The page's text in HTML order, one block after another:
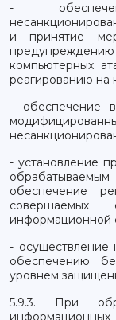
-
и принятие
компьютерных
реагированию на
- обеспечение
- установление
обеспечение
информационной
- осуществление
обеспечению
уровнем
5.9.3. При